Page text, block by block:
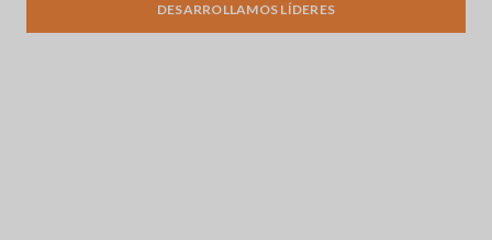
DESARROLLAMOS LÍDERES